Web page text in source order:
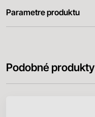
Parametre produktu
Podobné produkty